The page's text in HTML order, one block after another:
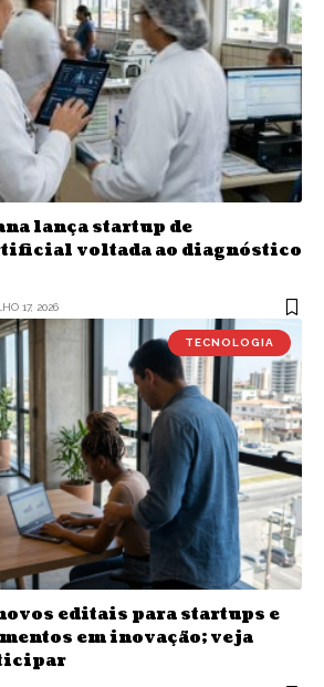
lança startup de
voltada ao diagnóstico
17, 2026
TECNOLOGIA
editais para startups e
em inovação; veja